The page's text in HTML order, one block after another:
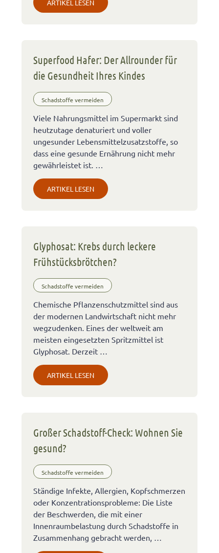
ARTIKEL LESEN
Superfood Hafer: Der Allrounder für
die Gesundheit Ihres Kindes
Schadstoffe vermeiden
Viele Nahrungsmittel im Supermarkt sind
heutzutage denaturiert und voller
ungesunder Lebensmittelzusatzstoffe, so
dass eine gesunde Ernährung nicht mehr
gewährleistet ist. …
ARTIKEL LESEN
Glyphosat: Krebs durch leckere
Frühstücksbrötchen?
Schadstoffe vermeiden
Chemische Pflanzenschutzmittel sind aus
der modernen Landwirtschaft nicht mehr
wegzudenken. Eines der weltweit am
meisten eingesetzten Spritzmittel ist
Glyphosat. Derzeit …
ARTIKEL LESEN
Großer Schadstoff-Check: Wohnen Sie
gesund?
Schadstoffe vermeiden
Ständige Infekte, Allergien, Kopfschmerzen
oder Konzentrationsprobleme: Die Liste
der Beschwerden, die mit einer
Innenraumbelastung durch Schadstoffe in
Zusammenhang gebracht werden, …